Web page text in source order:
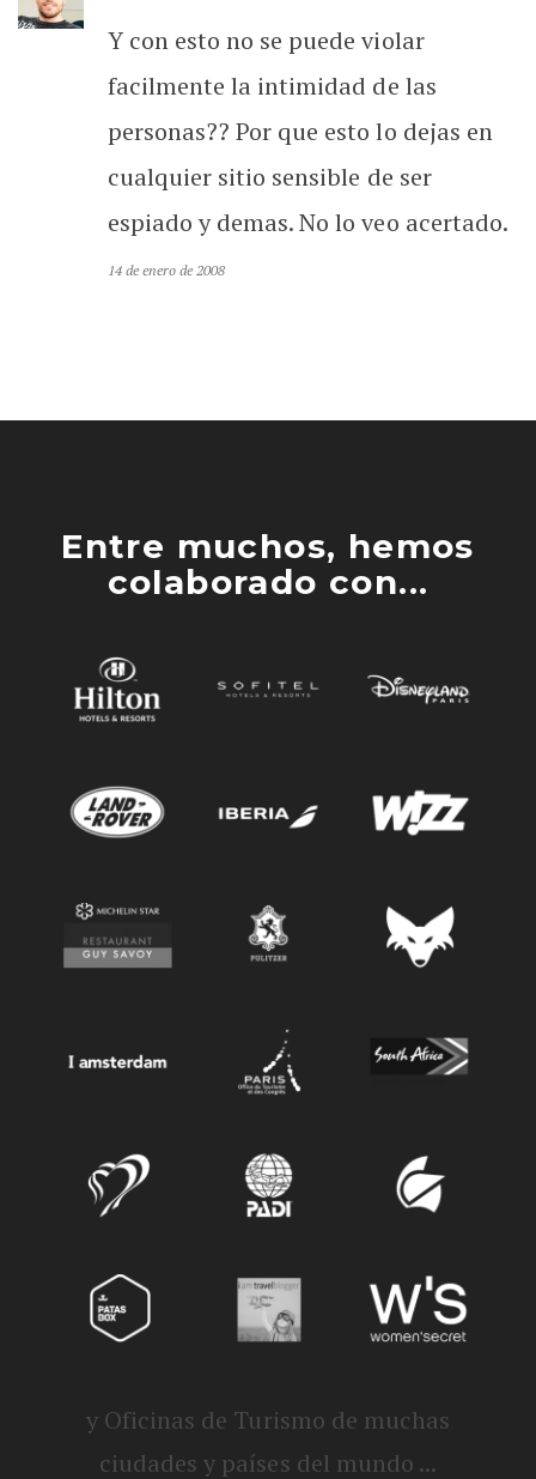
Y con esto no se puede violar
facilmente la intimidad de las
personas?? Por que esto lo dejas en
cualquier sitio sensible de ser
espiado y demas. No lo veo acertado.
14 de enero de 2008
Entre muchos, hemos
colaborado con...
y Oficinas de Turismo de muchas
ciudades y países del mundo ...